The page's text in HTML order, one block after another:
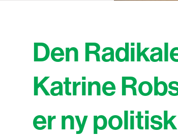
Den
Katrine
er ny